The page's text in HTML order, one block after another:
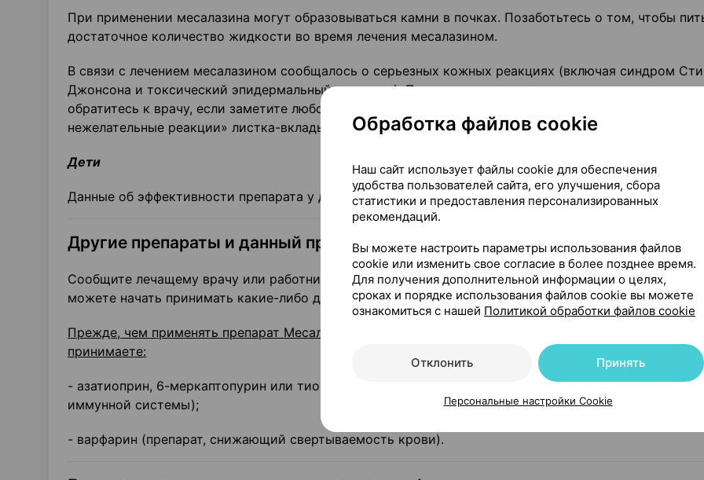
При применении месалазина могут образовываться камни в почках. Позаботьтесь о том, чтобы
достаточное количество жидкости во время лечения месалазином.
В связи с лечением месалазином сообщалось о серьезных кожных реакциях (включая синдром
Джонсона и токсический эпидермальный некролиз). Прекратите использование месалазина и
обратитесь к врачу, если заметите любой из симптомов, описанными в разделе «Возможные
нежелательные реакции» листка-вкладыша.
Дети
Данные об эффективности препарата у детей ограничены.
Другие препараты и данный препарат
Сообщите лечащему врачу или работнику аптеки о том, что Вы принимаете, недавно принимали или
можете начать принимать какие-либо другие препараты.
Прежде, чем применять препарат Месалик обязательно проконсультируйтесь с врачом, если Вы
принимаете:
- азатиоприн, 6-меркаптопурин или тиогуанин (препараты, используемые для лечения заболеваний
иммунной системы);
- варфарин (препарат, снижающий свертываемость крови).
Обработка файлов cookie
Наш сайт использует файлы cookie для обеспечения
удобства пользователей сайта, его улучшения, сбора
статистики и предоставления персонализированных
рекомендаций.
Вы можете настроить параметры использования файлов
cookie или изменить свое согласие в более позднее время.
Для получения дополнительной информации о целях,
сроках и порядке использования файлов cookie вы можете
ознакомиться с нашей Политикой обработки файлов cookie
Отклонить Принять
Персональные настройки Cookie